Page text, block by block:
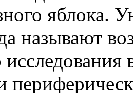
называют
исследования